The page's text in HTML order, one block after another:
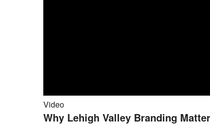
Video
Why Lehigh Valley Branding